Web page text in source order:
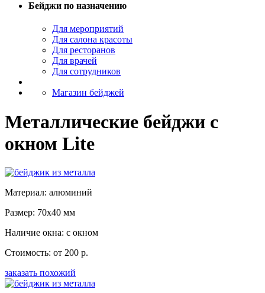
Бейджи по назначению
Для мероприятий
Для салона красоты
Для ресторанов
Для врачей
Для сотрудников
Магазин бейджей
Металлические бейджи с
окном Lite
Материал: алюминий
Размер: 70x40 мм
Наличие окна: с окном
Стоимость: от 200 р.
заказать похожий